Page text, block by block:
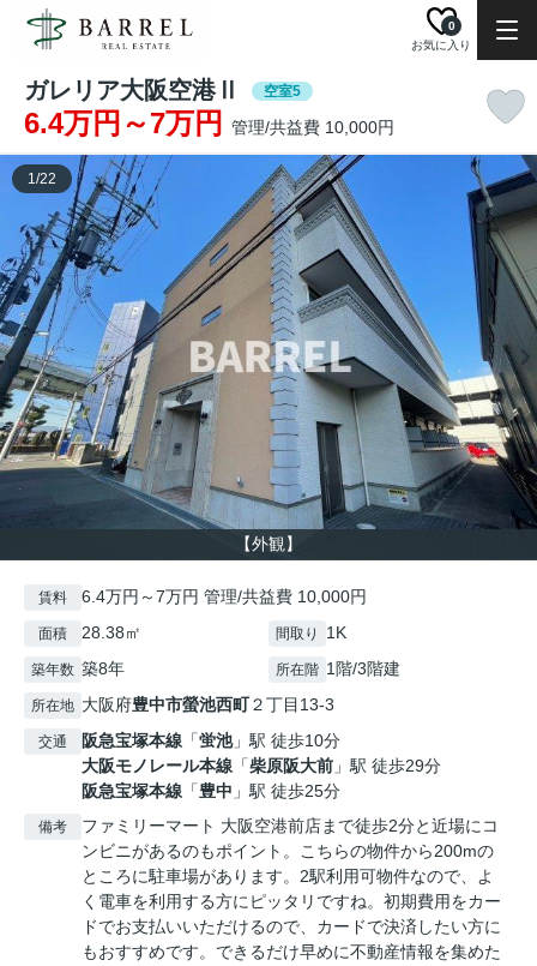
お気に入り
0
ガレリア大阪空港Ⅱ 空室5
6.4万円～7万円 管理/共益費 10,000円
【外観】
1/22
賃料 6.4万円～7万円 管理/共益費 10,000円
面積 28.38㎡ 間取り 1K
築年数 築8年 所在階 1階/3階建
所在地 大阪府豊中市螢池西町２丁目13-3
交通 阪急宝塚本線 「蛍池」駅 徒歩10分
大阪モノレール本線 「柴原阪大前 」駅 徒歩29分
阪急宝塚本線 「豊中 」駅 徒歩25分
備考
ファミリーマート 大阪空港前店まで徒歩2分と近場にコ
ンビニがあるのもポイント。こちらの物件から200mの
ところに駐車場があります。2駅利用可物件なので、よ
く電車を利用する方にピッタリですね。初期費用をカー
ドでお支払いいただけるので、カードで決済したい方に
もおすすめです。できるだけ早めに不動産情報を集めた